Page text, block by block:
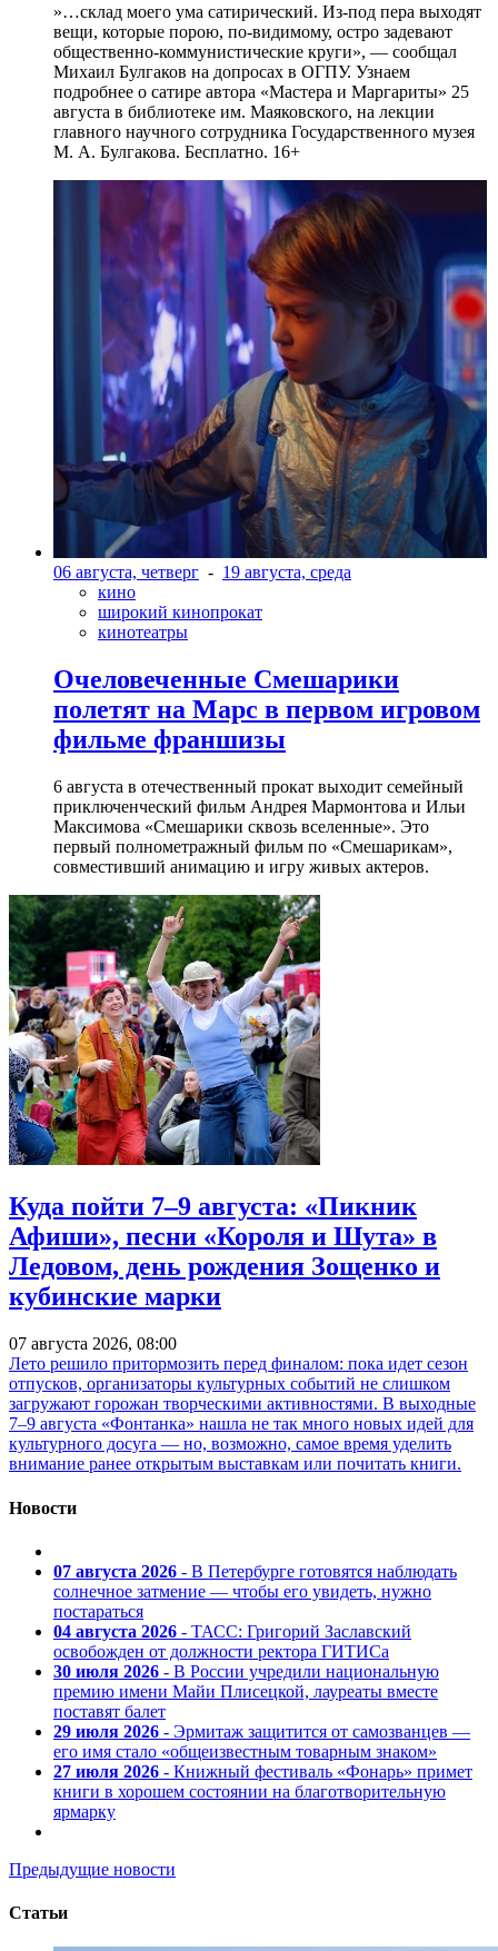
»…склад моего ума сатирический. Из-под пера выходят
вещи, которые порою, по-видимому, остро задевают
общественно-коммунистические круги», — сообщал
Михаил Булгаков на допросах в ОГПУ. Узнаем
подробнее о сатире автора «Мастера и Маргариты» 25
августа в библиотеке им. Маяковского, на лекции
главного научного сотрудника Государственного музея
М. А. Булгакова. Бесплатно. 16+
06 августа, четверг - 19 августа, среда
кино
широкий кинопрокат
кинотеатры
Очеловеченные Смешарики
полетят на Марс в первом игровом
фильме франшизы
6 августа в отечественный прокат выходит семейный
приключенческий фильм Андрея Мармонтова и Ильи
Максимова «Смешарики сквозь вселенные». Это
первый полнометражный фильм по «Смешарикам»,
совместивший анимацию и игру живых актеров.
Куда пойти 7–9 августа: «Пикник
Афиши», песни «Короля и Шута» в
Ледовом, день рождения Зощенко и
кубинские марки
07 августа 2026, 08:00
Лето решило притормозить перед финалом: пока идет сезон
отпусков, организаторы культурных событий не слишком
загружают горожан творческими активностями. В выходные
7–9 августа «Фонтанка» нашла не так много новых идей для
культурного досуга — но, возможно, самое время уделить
внимание ранее открытым выставкам или почитать книги.
Новости
07 августа 2026 - В Петербурге готовятся наблюдать
солнечное затмение — чтобы его увидеть, нужно
постараться
04 августа 2026 - ТАСС: Григорий Заславский
освобожден от должности ректора ГИТИСа
30 июля 2026 - В России учредили национальную
премию имени Майи Плисецкой, лауреаты вместе
поставят балет
29 июля 2026 - Эрмитаж защитится от самозванцев —
его имя стало «общеизвестным товарным знаком»
27 июля 2026 - Книжный фестиваль «Фонарь» примет
книги в хорошем состоянии на благотворительную
ярмарку
Предыдущие новости
Статьи